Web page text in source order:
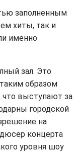
заполненным
хиты, так и
именно
зал. Это
образом
что выступают за
городской
на
концерта
уровня шоу